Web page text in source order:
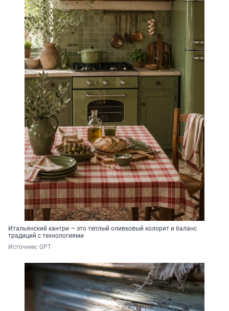
Итальянский кантри — это теплый оливковый колорит и баланс
традиций с технологиями
Источник: GPT